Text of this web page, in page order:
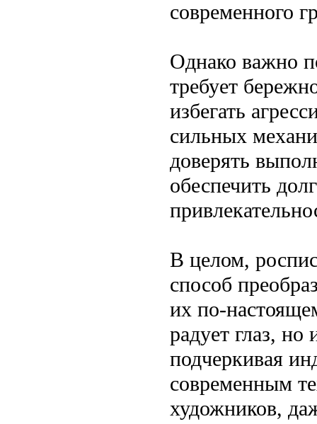
современного
Однако важно
требует
избегать
сильных
доверять
обеспечить
В целом,
способ
их по-
радует глаз, но
подчеркивая
современным
художников,